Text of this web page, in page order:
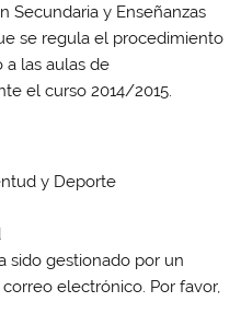
Secundaria y Enseñanzas
se regula el procedimiento
las aulas de
el curso 2014/2015.
y Deporte
sido gestionado por un
electrónico. Por favor,